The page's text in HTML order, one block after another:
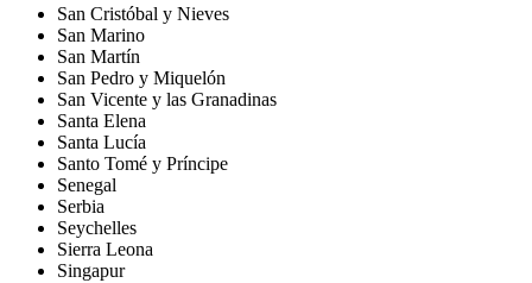
San Cristóbal y Nieves
San Marino
San Martín
San Pedro y Miquelón
San Vicente y las Granadinas
Santa Elena
Santa Lucía
Santo Tomé y Príncipe
Senegal
Serbia
Seychelles
Sierra Leona
Singapur